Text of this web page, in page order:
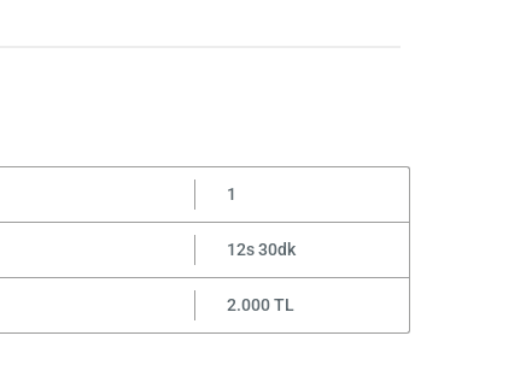
1
12s 30dk
2.000 TL